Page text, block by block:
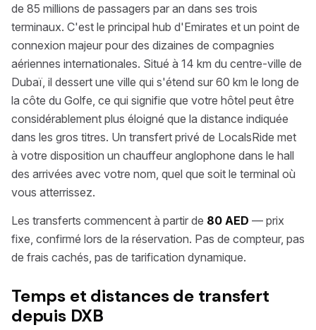
de 85 millions de passagers par an dans ses trois
terminaux. C'est le principal hub d'Emirates et un point de
connexion majeur pour des dizaines de compagnies
aériennes internationales. Situé à 14 km du centre-ville de
Dubaï, il dessert une ville qui s'étend sur 60 km le long de
la côte du Golfe, ce qui signifie que votre hôtel peut être
considérablement plus éloigné que la distance indiquée
dans les gros titres. Un transfert privé de LocalsRide met
à votre disposition un chauffeur anglophone dans le hall
des arrivées avec votre nom, quel que soit le terminal où
vous atterrissez.
Les transferts commencent à partir de 80 AED — prix
fixe, confirmé lors de la réservation. Pas de compteur, pas
de frais cachés, pas de tarification dynamique.
Temps et distances de transfert
depuis DXB